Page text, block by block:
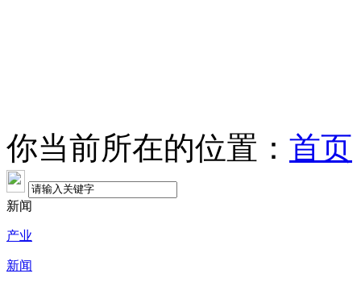
你当前所在的位置： 首页
新闻
产业
新闻